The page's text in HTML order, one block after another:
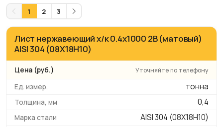
1 2 3
Лист нержавеющий х/к 0.4х1000 2B (матовый)
AISI 304 (08Х18Н10)
Уточняйте по телефону
тонна
0,4
AISI 304 (08Х18Н10)